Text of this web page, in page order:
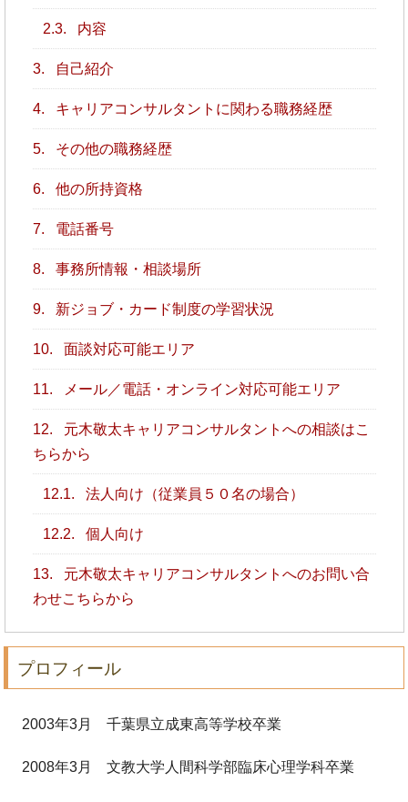
2.3. 内容
3. 自己紹介
4. キャリアコンサルタントに関わる職務経歴
5. その他の職務経歴
6. 他の所持資格
7. 電話番号
8. 事務所情報・相談場所
9. 新ジョブ・カード制度の学習状況
10. 面談対応可能エリア
11. メール／電話・オンライン対応可能エリア
12.
元木敬太キャリアコンサルタントへの相談はこ
ちらから
12.1. 法人向け（従業員５０名の場合）
12.2. 個人向け
13.
元木敬太キャリアコンサルタントへのお問い合
わせこちらから
プロフィール
2003年3月 千葉県立成東高等学校卒業
2008年3月 文教大学人間科学部臨床心理学科卒業